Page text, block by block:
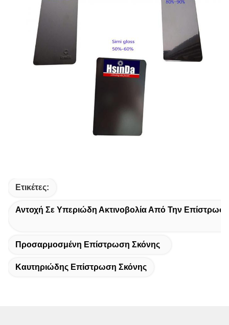
Ετικέτες:
Αντοχή Σε Υπεριώδη Ακτινοβολία Από Την
Προσαρμοσμένη Επίστρωση Σκόνης
Καυτηριώδης Επίστρωση Σκόνης